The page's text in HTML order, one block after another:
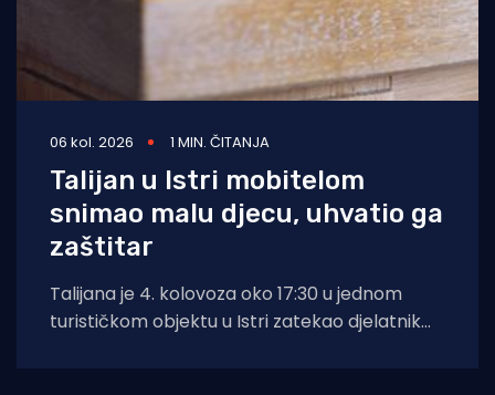
06 kol. 2026 1 MIN. ČITANJA
Talijan u Istri mobitelom
snimao malu djecu, uhvatio ga
zaštitar
Talijana je 4. kolovoza oko 17:30 u jednom
turističkom objektu u Istri zatekao djelatnik